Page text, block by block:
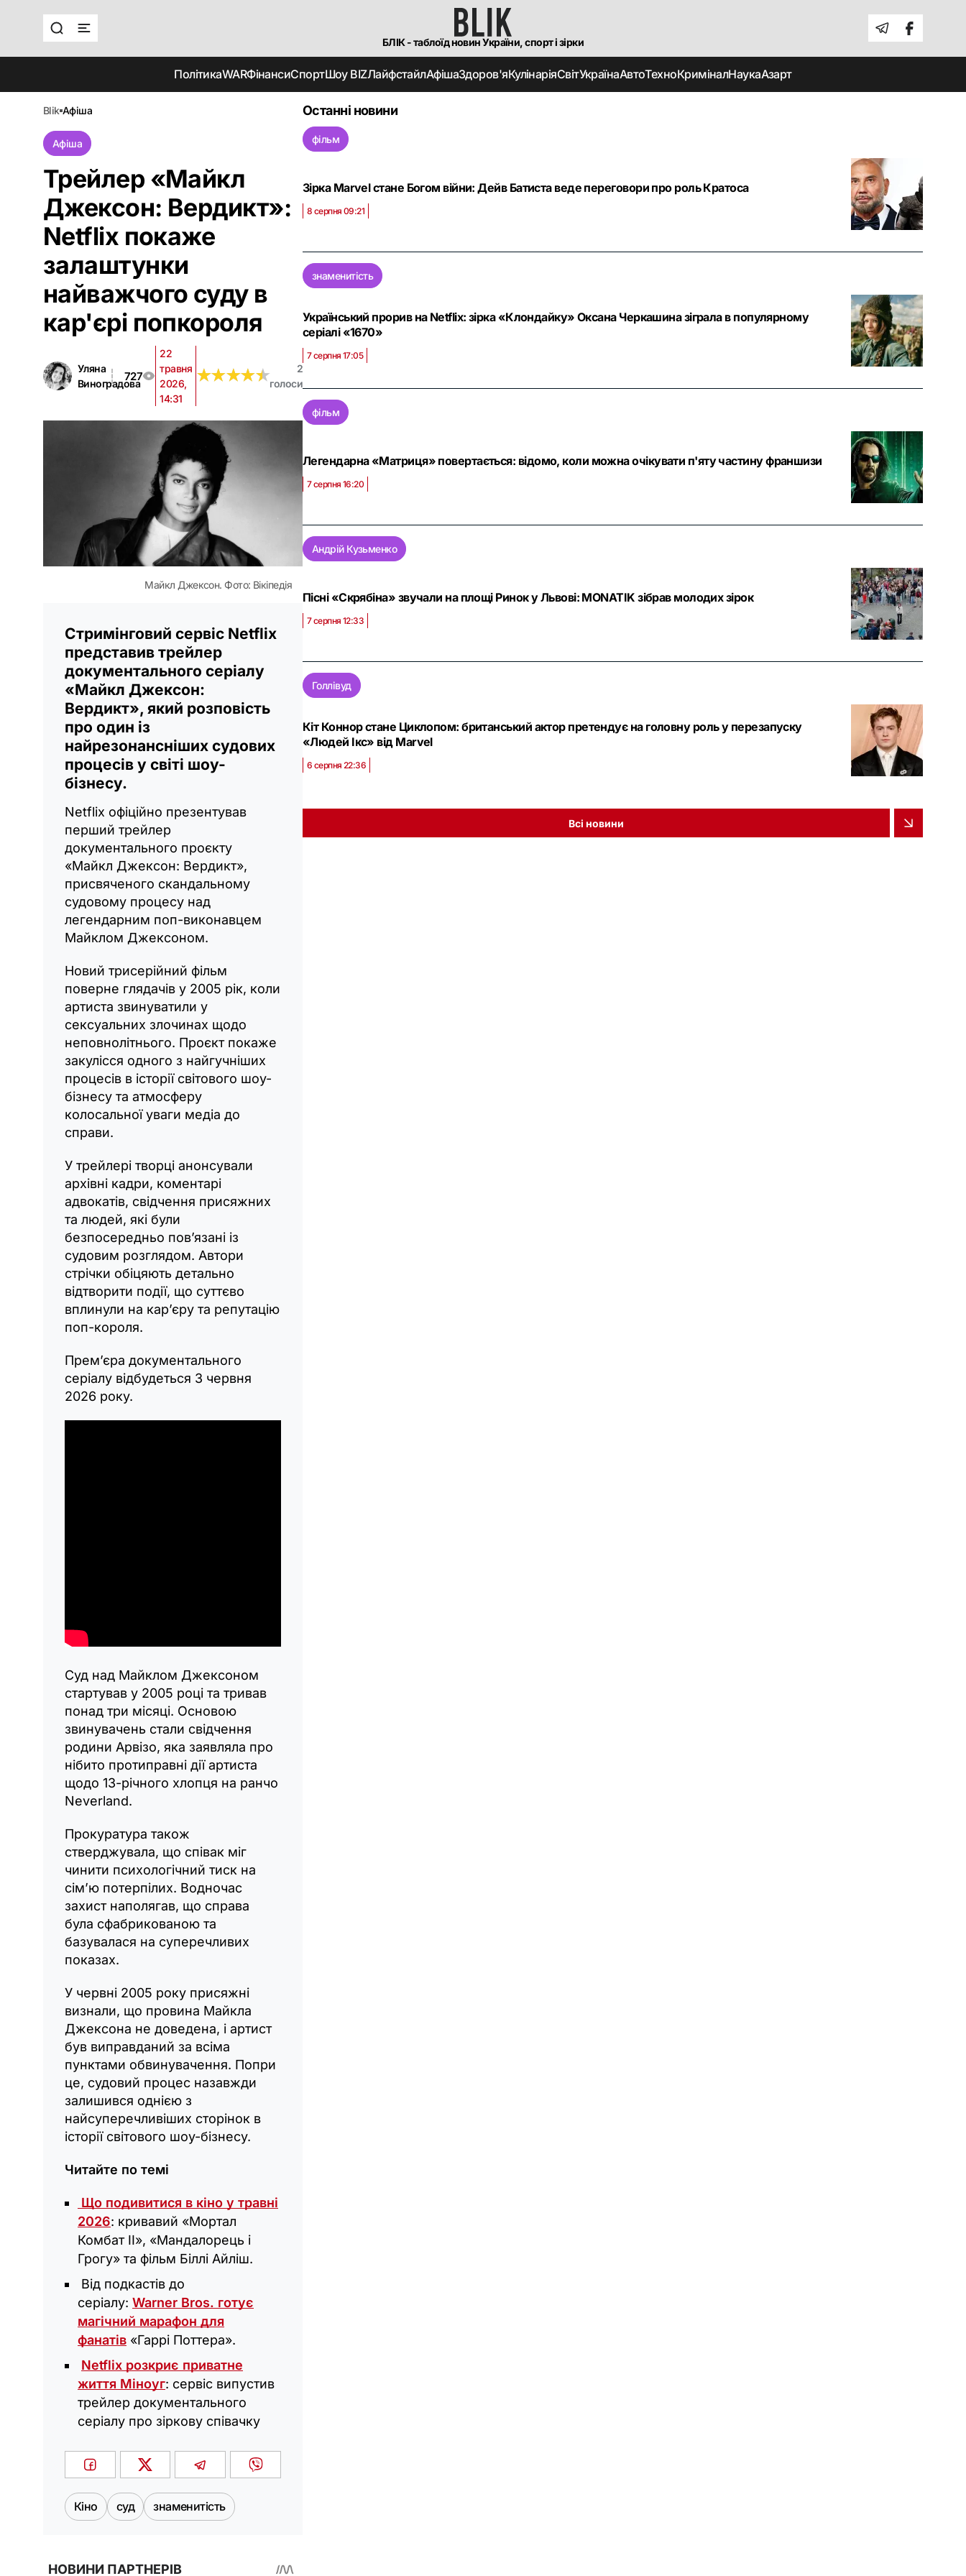
БЛІК - таблоїд новин України, спорт і зірки
ПолітикаWARФінансиСпортШоу BIZЛайфстайлАфішаЗдоров'яКулінаріяСвітУкраїнаАвтоТехноКриміналНаукаАзарт
blik афіша
Афіша
Трейлер «Майкл
Джексон: Вердикт»:
Netflix покаже
залаштунки
найважчого суду в
кар'єрі попкороля
Уляна
Виноградова
727
22
травня
2026,
14:31
★★★★★
★★★★★
2
голоси
Майкл Джексон. Фото: Вікіпедія
Стримінговий сервіс Netflix
представив трейлер
документального серіалу
«Майкл Джексон:
Вердикт», який розповість
про один із
найрезонансніших судових
процесів у світі шоу-
бізнесу.
Netflix офіційно презентував
перший трейлер
документального проєкту
«Майкл Джексон: Вердикт»,
присвяченого скандальному
судовому процесу над
легендарним поп-виконавцем
Майклом Джексоном.
Новий трисерійний фільм
поверне глядачів у 2005 рік, коли
артиста звинуватили у
сексуальних злочинах щодо
неповнолітнього. Проєкт покаже
закулісся одного з найгучніших
процесів в історії світового шоу-
бізнесу та атмосферу
колосальної уваги медіа до
справи.
У трейлері творці анонсували
архівні кадри, коментарі
адвокатів, свідчення присяжних
та людей, які були
безпосередньо пов’язані із
судовим розглядом. Автори
стрічки обіцяють детально
відтворити події, що суттєво
вплинули на кар’єру та репутацію
поп-короля.
Прем’єра документального
серіалу відбудеться 3 червня
2026 року.
Суд над Майклом Джексоном
стартував у 2005 році та тривав
понад три місяці. Основою
звинувачень стали свідчення
родини Арвізо, яка заявляла про
нібито протиправні дії артиста
щодо 13-річного хлопця на ранчо
Neverland.
Прокуратура також
стверджувала, що співак міг
чинити психологічний тиск на
сім’ю потерпілих. Водночас
захист наполягав, що справа
була сфабрикованою та
базувалася на суперечливих
показах.
У червні 2005 року присяжні
визнали, що провина Майкла
Джексона не доведена, і артист
був виправданий за всіма
пунктами обвинувачення. Попри
це, судовий процес назавжди
залишився однією з
найсуперечливіших сторінок в
історії світового шоу-бізнесу.
Читайте по темі
Що подивитися в кіно у травні
2026: кривавий «Мортал
Комбат II», «Мандалорець і
Грогу» та фільм Біллі Айліш.
Від подкастів до
серіалу: Warner Bros. готує
магічний марафон для
фанатів «Гаррі Поттера».
Netflix розкриє приватне
життя Міноуг: сервіс випустив
трейлер документального
серіалу про зіркову співачку
Кіно суд знаменитість
Останні новини
фільм
Зірка Marvel стане Богом війни: Дейв Батиста веде переговори про роль Кратоса
8 серпня 09:21
знаменитість
Український прорив на Netflix: зірка «Клондайку» Оксана Черкашина зіграла в популярному
серіалі «1670»
7 серпня 17:05
фільм
Легендарна «Матриця» повертається: відомо, коли можна очікувати п'яту частину франшизи
7 серпня 16:20
Андрій Кузьменко
Пісні «Скрябіна» звучали на площі Ринок у Львові: MONATIK зібрав молодих зірок
7 серпня 12:33
Голлівуд
Кіт Коннор стане Циклопом: британський актор претендує на головну роль у перезапуску
«Людей Ікс» від Marvel
6 серпня 22:36
Всі новини